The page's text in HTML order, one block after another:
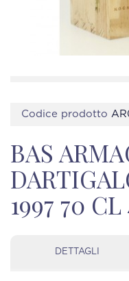
Codice prodotto
BAS
1997 70 CL
DETTAGLI